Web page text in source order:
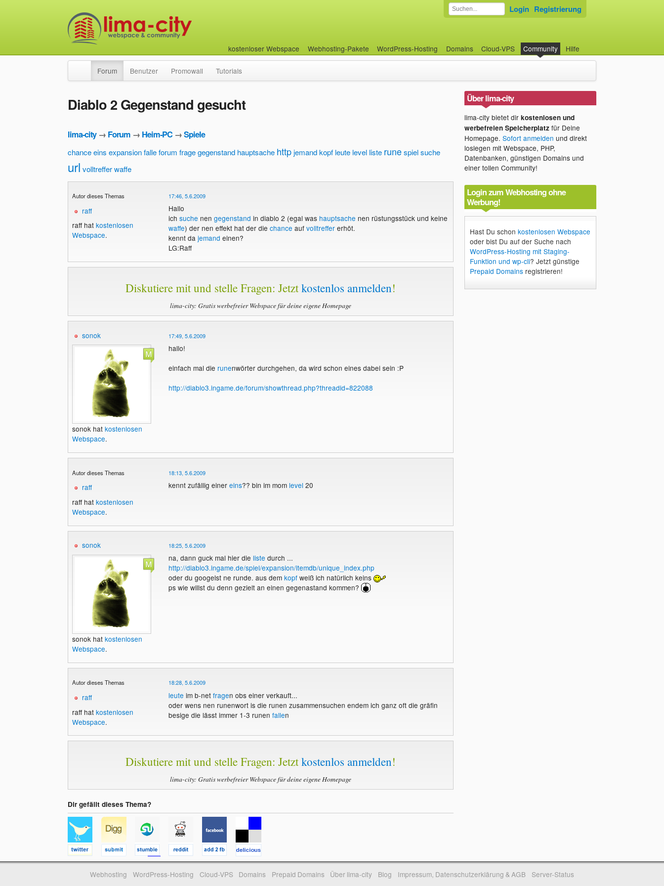
kostenloser Webspace Webhosting-Pakete WordPress-Hosting Domains Cloud-VPS Community Hilfe
Login Registrierung
Forum Benutzer Promowall Tutorials
Diablo 2 Gegenstand gesucht
lima-city→ Forum → Heim-PC →Spiele
chanceeins expansionfalleforum fragegegenstand hauptsache httpjemandkopf leute level liste runespielsuche
url volltrefferwaffe
Autor dieses Themas
raff
raff hat kostenlosen
Webspace.
17:46, 5.6.2009
Hallo
ich suche nen gegenstand in diablo 2 (egal was hauptsache nen rüstungsstück und keine
waffe) der nen effekt hat der die chance auf volltreffererhöt.
kennt da jemand einen?
LG:Raff
Diskutiere mit und stelle Fragen: Jetztkostenlos anmelden!
lima-city: Gratis werbefreier Webspace für deine eigene Homepage
sonok
sonok hat kostenlosen
Webspace.
17:49, 5.6.2009
hallo!
einfach mal die runenwörter durchgehen, da wird schon eines dabei sein :P
http://diablo3.ingame.de/forum/showthread.php?threadid=822088
Autor dieses Themas
raff
raff hat kostenlosen
Webspace.
18:13, 5.6.2009
kennt zufällig einer eins?? bin im mom level 20
sonok
sonok hat kostenlosen
Webspace.
18:25, 5.6.2009
na, dann guck mal hier die liste durch ...
http://diablo3.ingame.de/spiel/expansion/itemdb/unique_index.php
oder du googelst ne runde. aus dem kopfweiß ich natürlich keins
ps wie willst du denn gezielt an einen gegenastand kommen?
Autor dieses Themas
raff
raff hat kostenlosen
Webspace.
18:28, 5.6.2009
leute im b-net fragen obs einer verkauft...
oder wens nen runenwort is die runen zusammensuchen endem ich ganz oft die gräfin
besige die lässt immer 1-3 runen fallen
Diskutiere mit und stelle Fragen: Jetztkostenlos anmelden!
lima-city: Gratis werbefreier Webspace für deine eigene Homepage
Dir gefällt dieses Thema?
Über lima-city
lima-city bietet dir kostenlosen und
werbefreien Speicherplatzfür Deine
Homepage. Sofort anmelden und direkt
loslegen mit Webspace, PHP,
Datenbanken, günstigen Domains und
einer tollen Community!
Login zum Webhosting ohne
Werbung!
Hast Du schon kostenlosen Webspace
oder bist Du auf der Suche nach
WordPress-Hosting mit Staging-
Funktion und wp-cli? Jetzt günstige
Prepaid Domainsregistrieren!
Webhosting WordPress-Hosting Cloud-VPS Domains Prepaid Domains Über lima-city Blog Impressum, Datenschutzerklärung & AGB Server-Status